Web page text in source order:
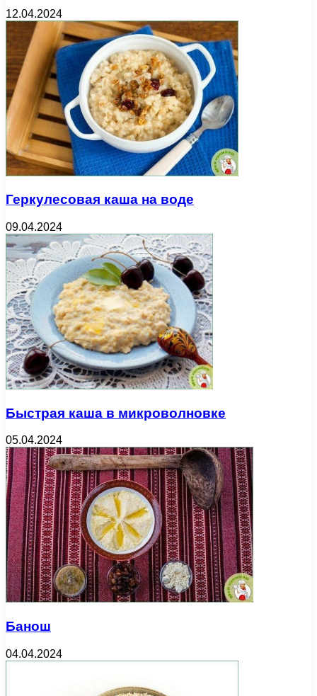
12.04.2024
Геркулесовая каша на воде
09.04.2024
Быстрая каша в микроволновке
05.04.2024
Банош
04.04.2024